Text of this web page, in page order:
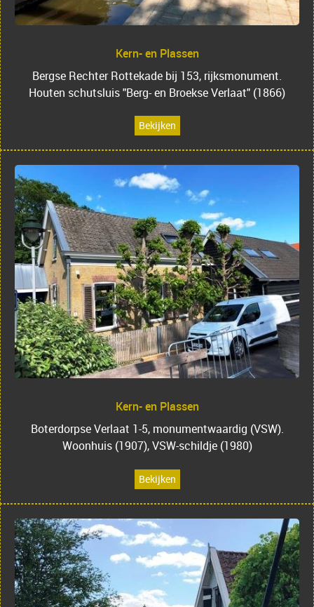
Kern- en Plassen
Bergse Rechter Rottekade bij 153, rijksmonument.
Houten schutsluis "Berg- en Broekse Verlaat" (1866)
Bekijken
Kern- en Plassen
Boterdorpse Verlaat 1-5, monumentwaardig (VSW).
Woonhuis (1907), VSW-schildje (1980)
Bekijken